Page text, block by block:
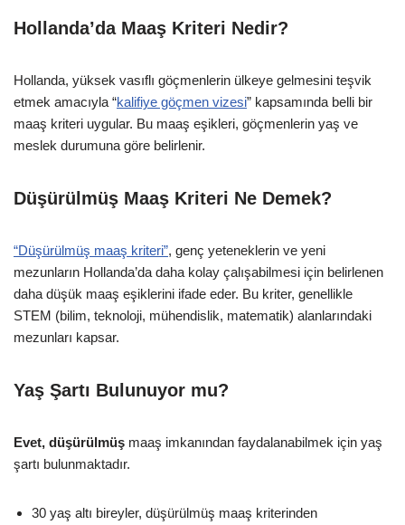
Hollanda’da Maaş Kriteri Nedir?
Hollanda, yüksek vasıflı göçmenlerin ülkeye gelmesini teşvik
etmek amacıyla “kalifiye göçmen vizesi” kapsamında belli bir
maaş kriteri uygular. Bu maaş eşikleri, göçmenlerin yaş ve
meslek durumuna göre belirlenir.
Düşürülmüş Maaş Kriteri Ne Demek?
“Düşürülmüş maaş kriteri”, genç yeteneklerin ve yeni
mezunların Hollanda’da daha kolay çalışabilmesi için belirlenen
daha düşük maaş eşiklerini ifade eder. Bu kriter, genellikle
STEM (bilim, teknoloji, mühendislik, matematik) alanlarındaki
mezunları kapsar.
Yaş Şartı Bulunuyor mu?
Evet, düşürülmüş maaş imkanından faydalanabilmek için yaş
şartı bulunmaktadır.
30 yaş altı bireyler, düşürülmüş maaş kriterinden